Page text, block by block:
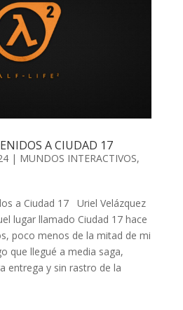
A CIUDAD 17
| MUNDOS INTERACTIVOS,
a Ciudad 17 Uriel Velázquez
lugar llamado Ciudad 17 hace
poco menos de la mitad de mi
que llegué a media saga,
entrega y sin rastro de la